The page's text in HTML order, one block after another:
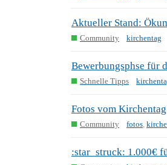
Aktueller Stand:
Community kirchentag
Bewerbungsphse für
Schnelle Tipps
Fotos vom
Community fotos
:star_struck: 1.000€